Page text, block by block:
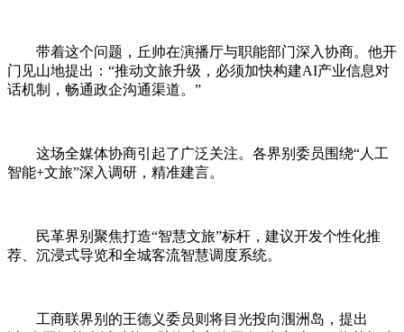
带着这个问题，丘帅在演播厅与职能部门深入协商。他开
门见山地提出：“推动文旅升级，必须加快构建AI产业信息对
话机制，畅通政企沟通渠道。”
这场全媒体协商引起了广泛关注。各界别委员围绕“人工
智能+文旅”深入调研，精准建言。
民革界别聚焦打造“智慧文旅”标杆，建议开发个性化推
荐、沉浸式导览和全城客流智慧调度系统。
工商联界别的王德义委员则将目光投向涠洲岛，提出